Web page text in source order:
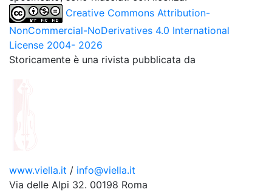
Creative Commons Attribution-
NonCommercial-NoDerivatives 4.0 International
License 2004- 2026
Storicamente è una rivista pubblicata da
www.viella.it / info@viella.it
Via delle Alpi 32. 00198 Roma